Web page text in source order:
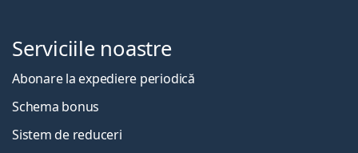
Serviciile noastre
Abonare la expediere periodică
Schema bonus
Sistem de reduceri